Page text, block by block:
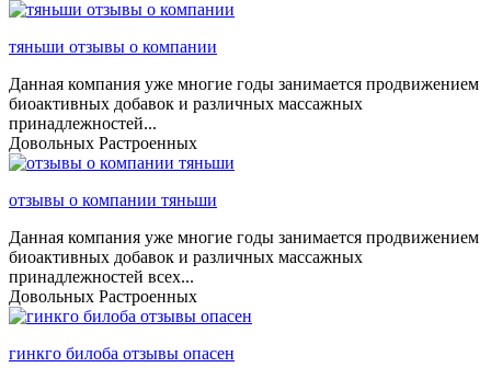
тяньши отзывы о компании
Данная компания уже многие годы занимается продвижением
биоактивных добавок и различных массажных
принадлежностей...
Довольных Растроенных
отзывы о компании тяньши
Данная компания уже многие годы занимается продвижением
биоактивных добавок и различных массажных
принадлежностей всех...
Довольных Растроенных
гинкго билоба отзывы опасен